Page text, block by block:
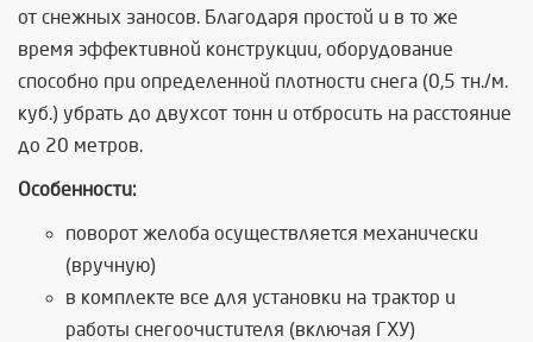
от снежных заносов. Благодаря простой и в то же
время эффективной конструкции, оборудование
способно при определенной плотности снега (0,5 тн./м.
куб.) убрать до двухсот тонн и отбросить на расстояние
до 20 метров.
Особенности:
поворот желоба осуществляется механически
(вручную)
в комплекте все для установки на трактор и
работы снегоочистителя (включая ГХУ)